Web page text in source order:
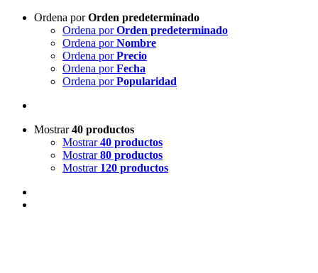
Ordena porOrden predeterminado
Ordena porOrden predeterminado
Ordena porNombre
Ordena porPrecio
Ordena porFecha
Ordena porPopularidad
Mostrar40 productos
Mostrar40 productos
Mostrar80 productos
Mostrar 120 productos